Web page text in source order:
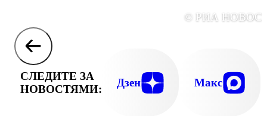
© РИА
СЛЕДИТЕ ЗА
НОВОСТЯМИ:
Дзен Макс